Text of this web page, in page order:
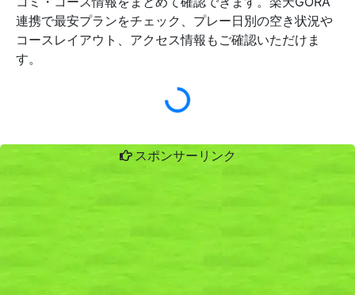
連携で最安プランをチェック、プレー日別の空き状況や
コースレイアウト、アクセス情報もご確認いただけま
す。
スポンサーリンク